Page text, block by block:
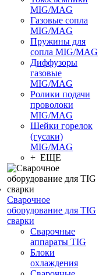
MIG/MAG
Газовые сопла
MIG/MAG
Пружины для
сопла MIG/MAG
Диффузоры
газовые
MIG/MAG
Ролики подачи
проволоки
MIG/MAG
Шейки горелок
(гусаки)
MIG/MAG
+ ЕЩЕ
Сварочное
оборудование для TIG
сварки
Сварочные
аппараты TIG
Блоки
охлаждения